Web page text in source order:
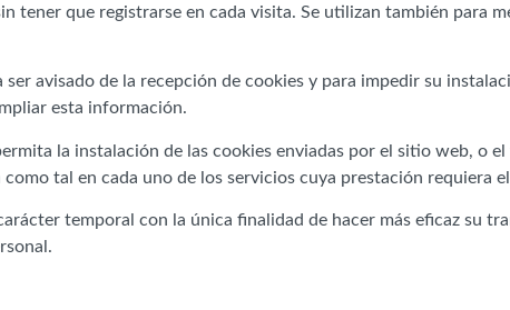
tener que registrarse en cada visita. Se utilizan también para
avisado de la recepción de cookies y para impedir su
esta información.
la instalación de las cookies enviadas por el sitio web, o
tal en cada uno de los servicios cuya prestación requiera
temporal con la única finalidad de hacer más eficaz su